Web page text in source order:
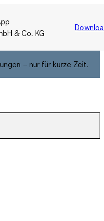
& Co. KG
– nur für kurze Zeit.